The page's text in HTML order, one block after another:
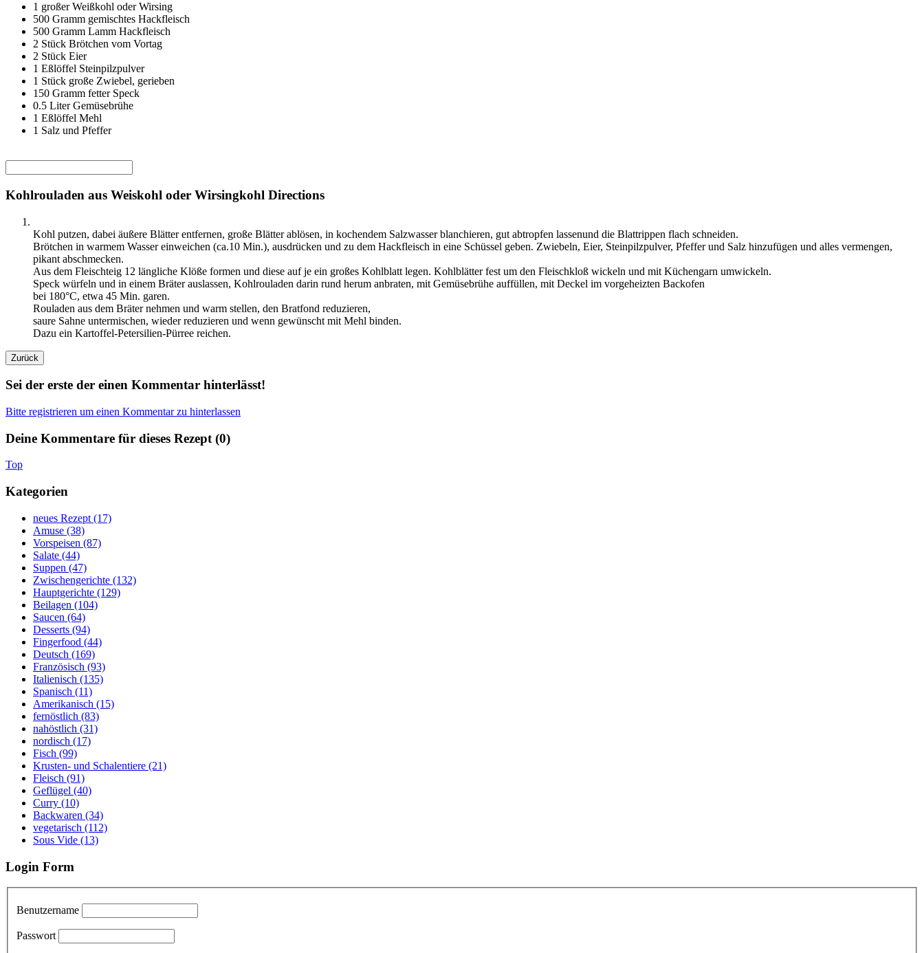
1 großer Weißkohl oder Wirsing
500 Gramm gemischtes Hackfleisch
500 Gramm Lamm Hackfleisch
2 Stück Brötchen vom Vortag
2 Stück Eier
1 Eßlöffel Steinpilzpulver
1 Stück große Zwiebel, gerieben
150 Gramm fetter Speck
0.5 LiterGemüsebrühe
1 Eßlöffel Mehl
1 Salz und Pfeffer
Kohlrouladen aus Weiskohl oder Wirsingkohl Directions
Kohl putzen, dabei äußere Blätter entfernen, große Blätter ablösen, in kochendem Salzwasser blanchieren, gut abtropfen lassenund die Blattrippen flach schneiden.
Brötchen in warmem Wasser einweichen (ca.10 Min.), ausdrücken und zu dem Hackfleisch in eine Schüssel geben. Zwiebeln, Eier, Steinpilzpulver, Pfeffer und Salz hinzufügen und alles vermengen,
pikant abschmecken.
Aus dem Fleischteig 12 längliche Klöße formen und diese auf je ein großes Kohlblatt legen. Kohlblätter fest um den Fleischkloß wickeln und mit Küchengarn umwickeln.
Speck würfeln und in einem Bräter auslassen, Kohlrouladen darin rund herum anbraten, mit Gemüsebrühe auffüllen, mit Deckel im vorgeheizten Backofen
bei 180°C, etwa 45 Min. garen.
Rouladen aus dem Bräter nehmen und warm stellen, den Bratfond reduzieren,
saure Sahne untermischen, wieder reduzieren und wenn gewünscht mit Mehl binden.
Dazu ein Kartoffel-Petersilien-Pürree reichen.
Sei der erste der einen Kommentar hinterlässt!
Bitte registrieren um einen Kommentar zu hinterlassen
Deine Kommentare für dieses Rezept (0)
Top
Kategorien
neues Rezept (17)
Amuse (38)
Vorspeisen (87)
Salate (44)
Suppen (47)
Zwischengerichte (132)
Hauptgerichte (129)
Beilagen (104)
Saucen (64)
Desserts (94)
Fingerfood (44)
Deutsch (169)
Französisch (93)
Italienisch (135)
Spanisch (11)
Amerikanisch (15)
fernöstlich (83)
nahöstlich (31)
nordisch (17)
Fisch (99)
Krusten- und Schalentiere (21)
Fleisch (91)
Geflügel (40)
Curry (10)
Backwaren (34)
vegetarisch (112)
Sous Vide (13)
Login Form
Benutzername
Passwort